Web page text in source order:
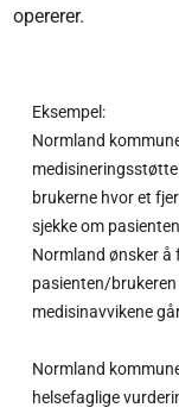
opererer.
Eksempel:
Normland
brukerne hvor et
sjekke om
Normland ønsker å
pasienten/
medisinavvikene
Normland
helsefaglige